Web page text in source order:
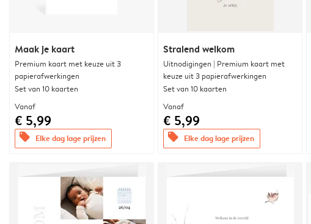
Maak je kaart
Premium kaart met keuze uit 3
papierafwerkingen
Set van 10 kaarten
Vanaf
€ 5,99
offers Elke dag lage prijzen
Stralend welkom
Uitnodigingen | Premium kaart met
keuze uit 3 papierafwerkingen
Set van 10 kaarten
Vanaf
€ 5,99
offers Elke dag lage prijzen